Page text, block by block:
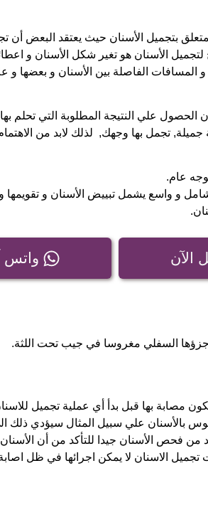
بتجميل الأسنان حيث يعتقد البعض أن
الأسنان هو تغير شكل الأسنان و
الفاصلة بين الأسنان و بعضها و
الحصول علي النتيجة المطلوبة التي تحلم
جميلة, تجمل بها وجهك, لذلك لابد من
عام.
و واسع يشمل تبييض الأسنان و تقويمها و
الآن واتس
السفلي مغروسا في جيب تحت اللثة.
مصابة بها قبل بدأ أي عملية تجميل
بالأسنان علي سبيل المثال سيؤدي ذلك
من فحص الأسنان جيدا للتأكد من أن
الاسنان لا يمكن اجرائها في ظل